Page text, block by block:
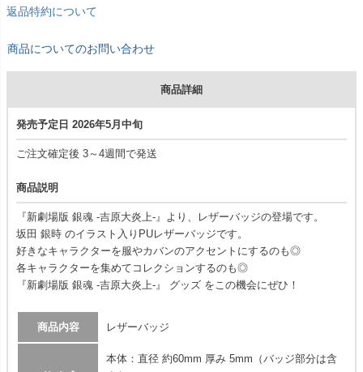
返品特約について
商品についてのお問い合わせ
商品詳細
発売予定日 2026年5月中旬
ご注文確定後 3～4週間で発送
商品説明
『新劇場版 銀魂 -吉原大炎上-』より、レザーバッジの登場です。
坂田 銀時 のイラスト入りPUレザーバッジです。
好きなキャラクターを服やカバンのアクセントにするのも◎
各キャラクターを集めてコレクションするのも◎
『新劇場版 銀魂 -吉原大炎上-』 グッズ をこの機会にぜひ！
商品内容 レザーバッジ
本体：直径 約60mm 厚み 5mm（バッジ部分は含